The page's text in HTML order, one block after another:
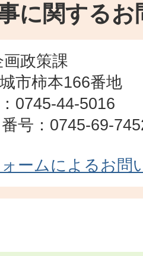
に関するお
政策課
市柿本166番地
0745-44-5016
号：0745-69-
ームによるお問